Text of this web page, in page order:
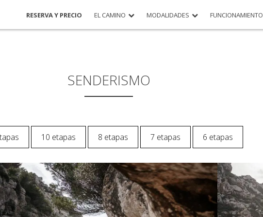
RESERVA Y PRECIO EL CAMINO MODALIDADES FUNCIONAMIENTO
SENDERISMO
10 etapas 8 etapas 7 etapas 6 etapas